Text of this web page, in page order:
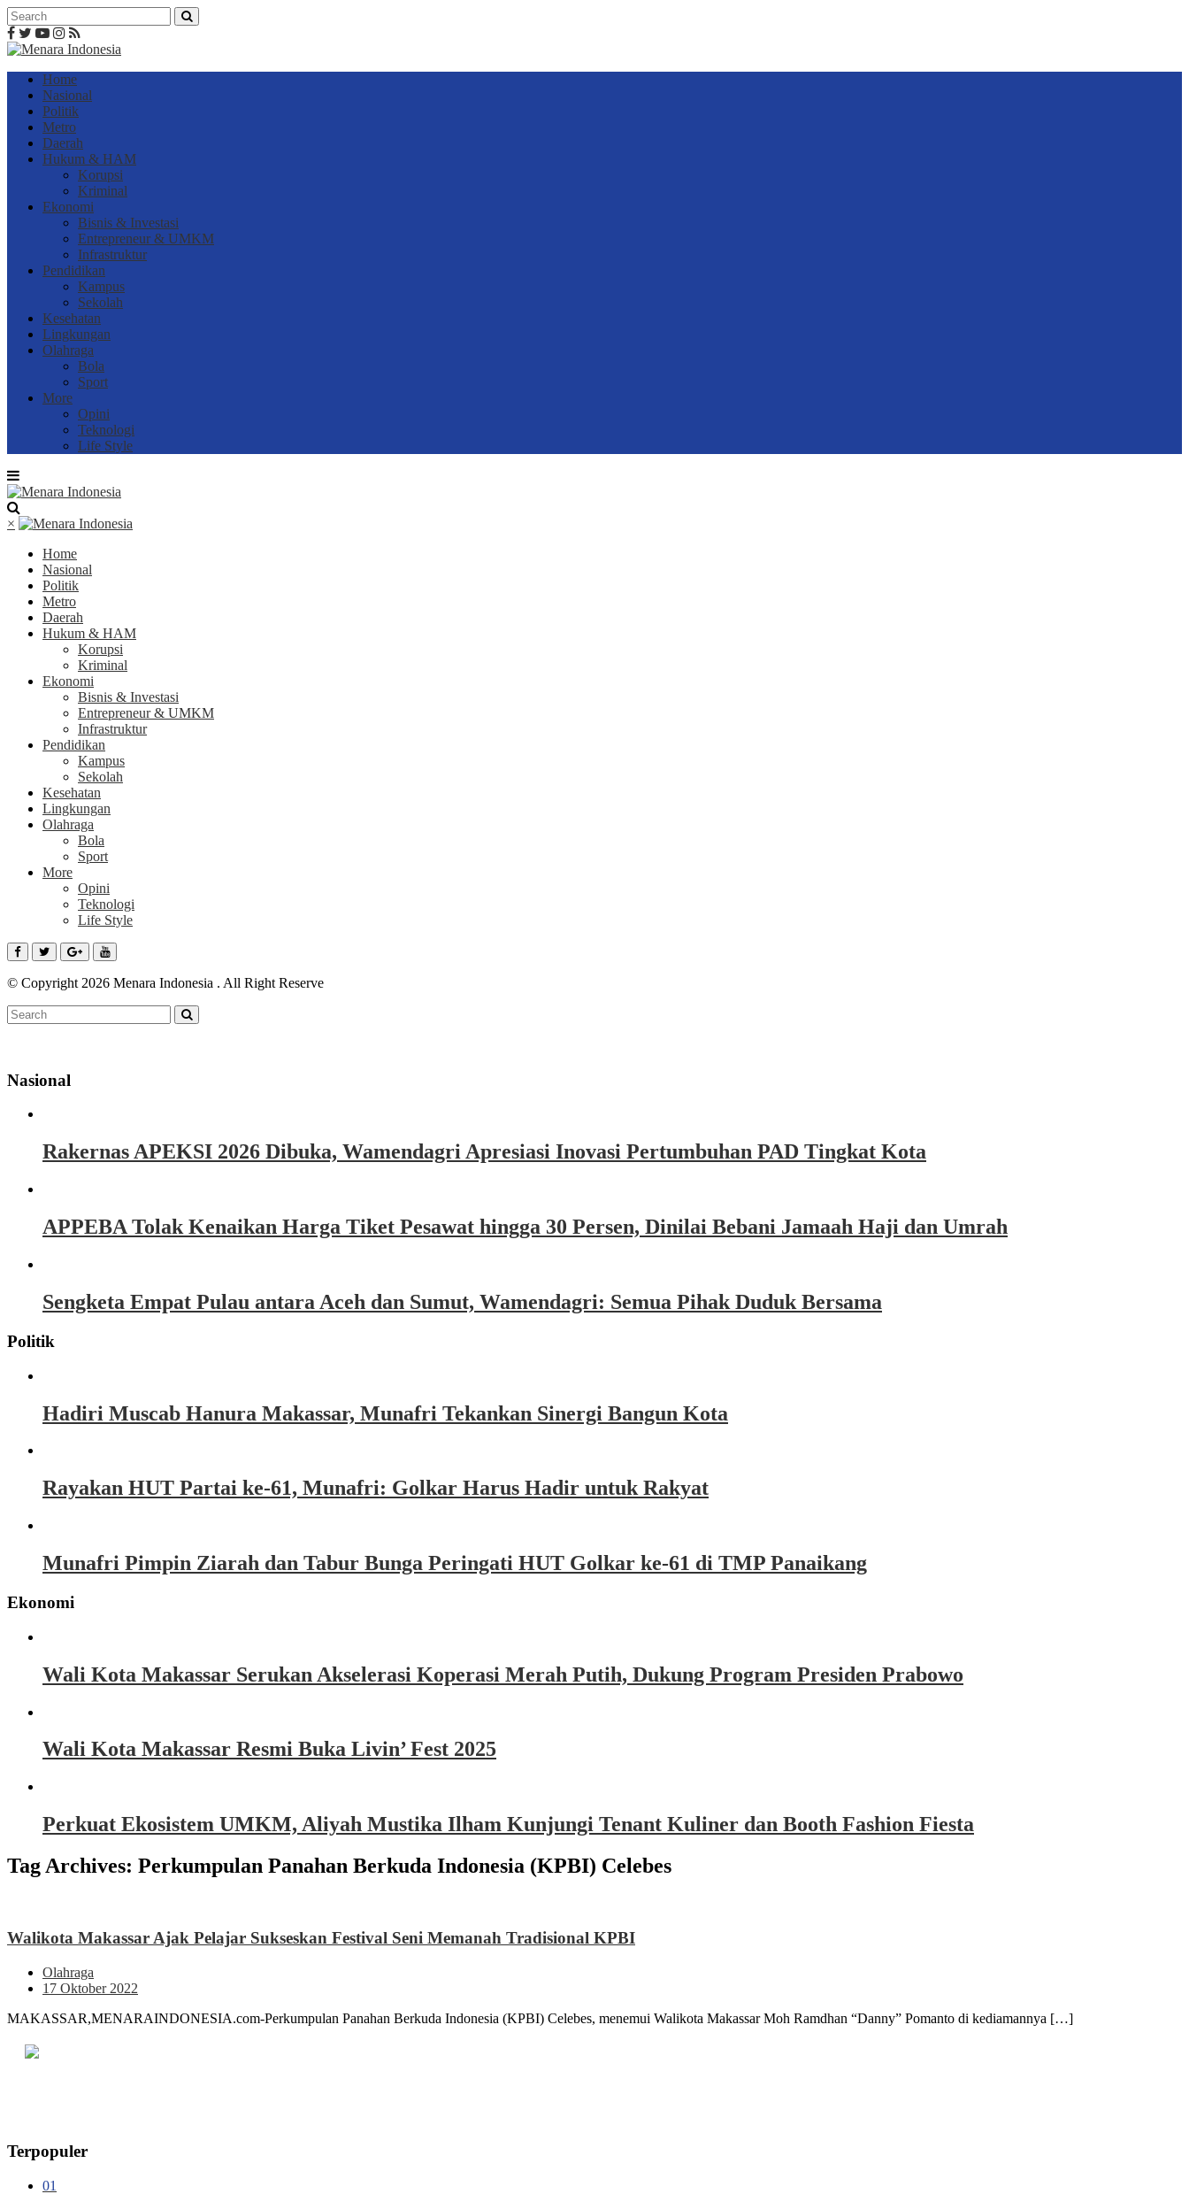
Home
Nasional
Politik
Metro
Daerah
Hukum & HAM
Korupsi
Kriminal
Ekonomi
Bisnis & Investasi
Entrepreneur & UMKM
Infrastruktur
Pendidikan
Kampus
Sekolah
Kesehatan
Lingkungan
Olahraga
Bola
Sport
More
Opini
Teknologi
Life Style
×
Home
Nasional
Politik
Metro
Daerah
Hukum & HAM
Korupsi
Kriminal
Ekonomi
Bisnis & Investasi
Entrepreneur & UMKM
Infrastruktur
Pendidikan
Kampus
Sekolah
Kesehatan
Lingkungan
Olahraga
Bola
Sport
More
Opini
Teknologi
Life Style
© Copyright 2026 Menara Indonesia . All Right Reserve
Nasional
Rakernas APEKSI 2026 Dibuka, Wamendagri Apresiasi Inovasi Pertumbuhan PAD Tingkat Kota
APPEBA Tolak Kenaikan Harga Tiket Pesawat hingga 30 Persen, Dinilai Bebani Jamaah Haji dan Umrah
Sengketa Empat Pulau antara Aceh dan Sumut, Wamendagri: Semua Pihak Duduk Bersama
Politik
Hadiri Muscab Hanura Makassar, Munafri Tekankan Sinergi Bangun Kota
Rayakan HUT Partai ke-61, Munafri: Golkar Harus Hadir untuk Rakyat
Munafri Pimpin Ziarah dan Tabur Bunga Peringati HUT Golkar ke-61 di TMP Panaikang
Ekonomi
Wali Kota Makassar Serukan Akselerasi Koperasi Merah Putih, Dukung Program Presiden Prabowo
Wali Kota Makassar Resmi Buka Livin’ Fest 2025
Perkuat Ekosistem UMKM, Aliyah Mustika Ilham Kunjungi Tenant Kuliner dan Booth Fashion Fiesta
Tag Archives: Perkumpulan Panahan Berkuda Indonesia (KPBI) Celebes
Walikota Makassar Ajak Pelajar Sukseskan Festival Seni Memanah Tradisional KPBI
Olahraga
17 Oktober 2022
MAKASSAR,MENARAINDONESIA.com-Perkumpulan Panahan Berkuda Indonesia (KPBI) Celebes, menemui Walikota Makassar Moh Ramdhan “Danny” Pomanto di kediamannya […]
Terpopuler
01